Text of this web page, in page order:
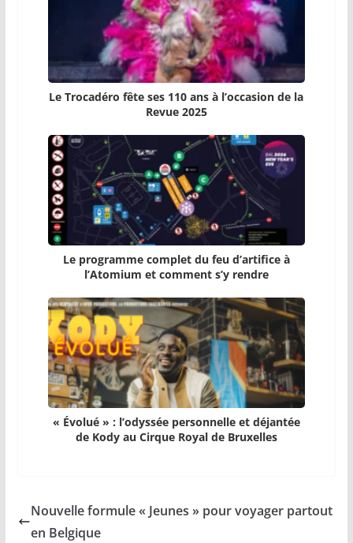
Le Trocadéro fête ses 110 ans à l’occasion de la
Revue 2025
Le programme complet du feu d’artifice à
l’Atomium et comment s’y rendre
« Évolué » : l’odyssée personnelle et déjantée
de Kody au Cirque Royal de Bruxelles
Nouvelle formule « Jeunes » pour voyager partout
en Belgique